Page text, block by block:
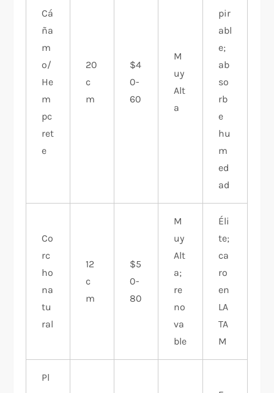
Cá
ña
m
o/
He
m
pc
ret
e
20
c
m
$4
0-
60
M
uy
Alt
a
pir
abl
e;
ab
so
rb
e
hu
m
ed
ad
Co
rc
ho
na
tu
ral
12
c
m
$5
0-
80
M
uy
Alt
a;
re
no
va
ble
Éli
te;
ca
ro
en
LA
TA
M
Pl